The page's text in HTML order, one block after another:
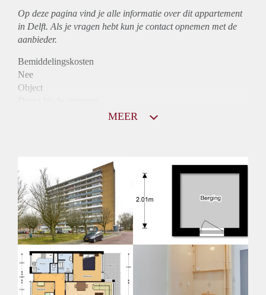
Op deze pagina vind je alle informatie over ditappartement
in Delft. Als je vragen hebt kun je contact opnemen met de
aanbieder.
Bemiddelingskosten
Nee
Object
Huurtoeslag
Niet mogelijk
Inkomen eis
2,8 X Maandhuur Bruto
Huurtermijn
Onbepaalde termijn
Oplevering
Kaal
MEER